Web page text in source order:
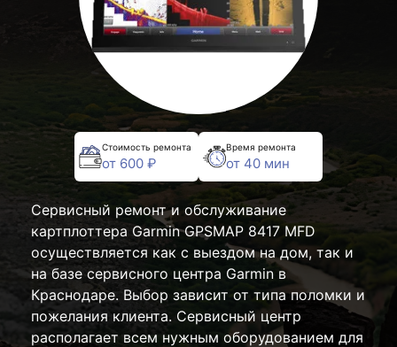
Стоимость ремонта
от 600 ₽
Время ремонта
от 40 мин
Сервисный ремонт и обслуживание
картплоттера Garmin GPSMAP 8417 MFD
осуществляется как с выездом на дом, так и
на базе сервисного центра Garmin в
Краснодаре. Выбор зависит от типа поломки и
пожелания клиента. Сервисный центр
располагает всем нужным оборудованием для